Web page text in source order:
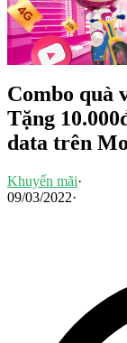
Combo quà
Tặng
data trên
Khuyến mãi·
09/03/2022·